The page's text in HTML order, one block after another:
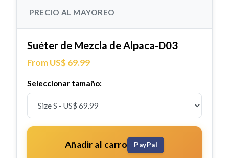
PRECIO AL MAYOREO
Suéter de Mezcla de Alpaca-D03
From US$ 69.99
Seleccionar tamaño:
Añadir al carro PayPal